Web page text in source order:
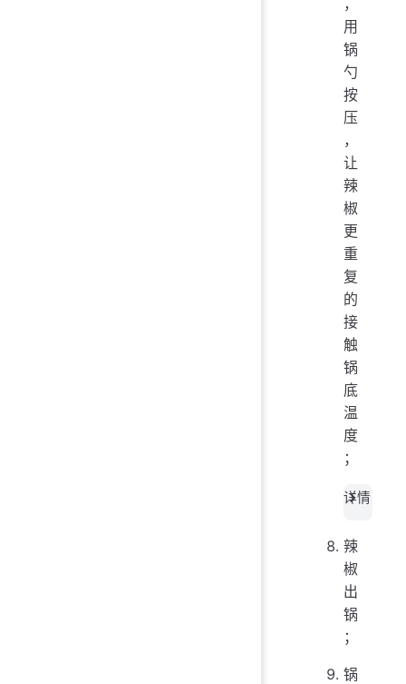
用
锅
勺
按
压
，
让
辣
椒
更
重
复
的
接
触
锅
底
温
度
；
详情
辣
椒
出
锅
；
锅